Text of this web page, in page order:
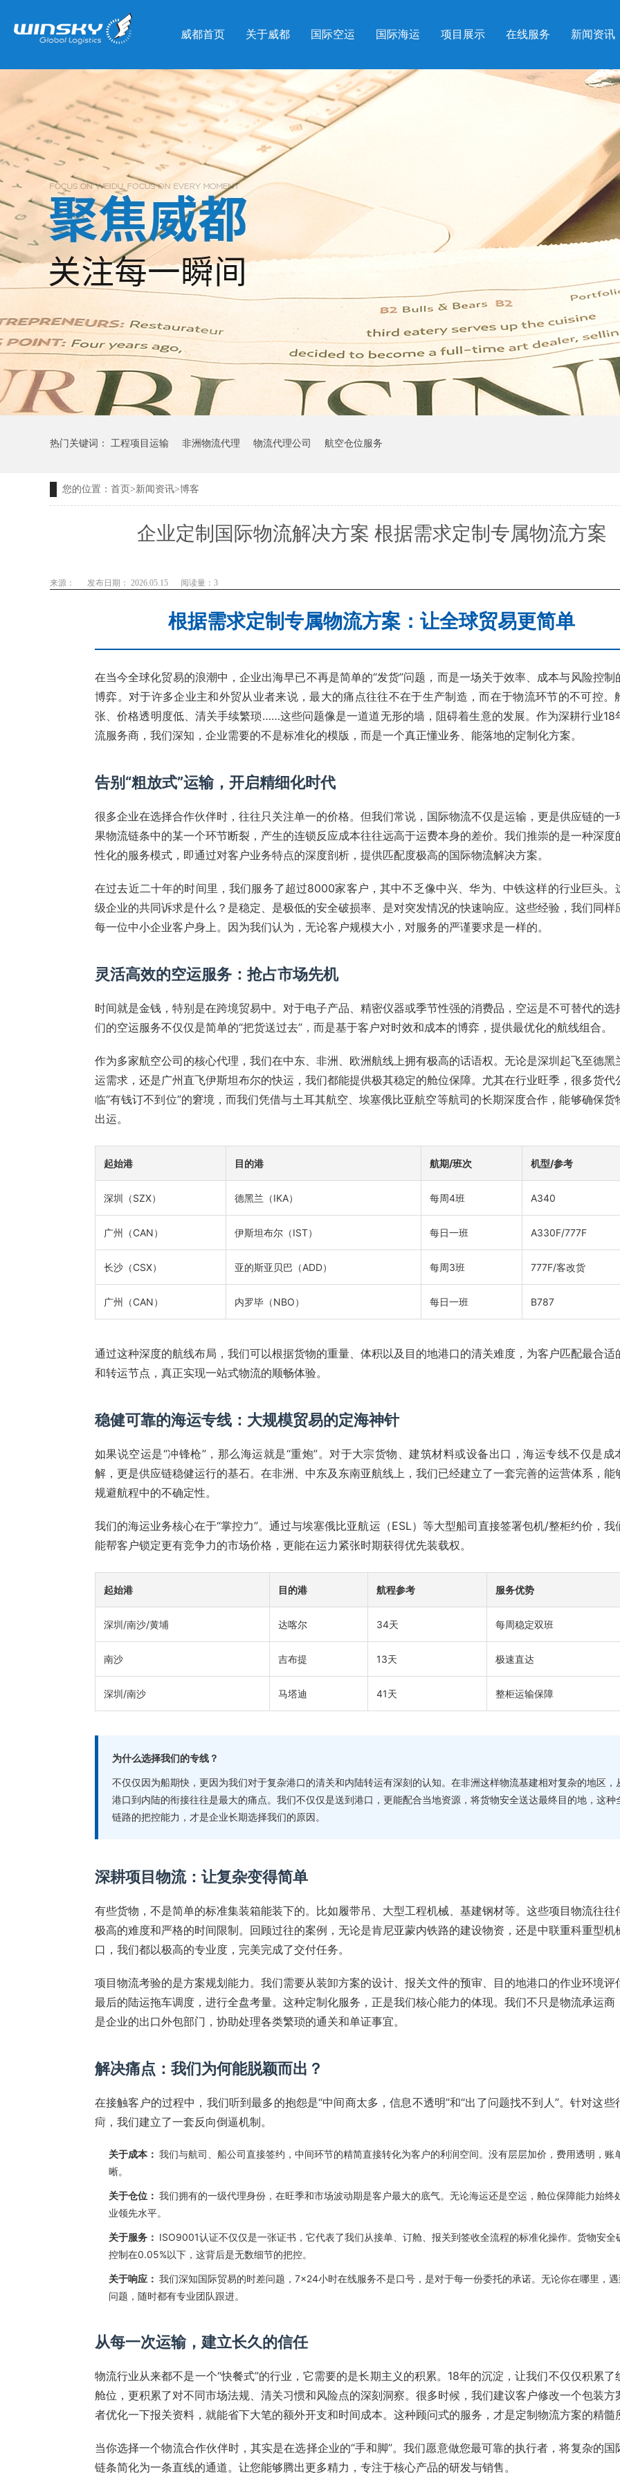
威都首页 关于威都 国际空运 国际海运 项目展示 在线服务 新闻资讯
热门关键词： 工程项目运输 非洲物流代理 物流代理公司 航空仓位服务
您的位置： 首页>新闻资讯>博客
企业定制国际物流解决方案 根据需求定制专属物流方案
来源： 发布日期： 2026.05.15 阅读量： 3
根据需求定制专属物流方案：让全球贸易更简单
在当今全球化贸易的浪潮中，企业出海早已不再是简单的“发货”问题，而是一场关于效率、成本与风险控制
博弈。对于许多企业主和外贸从业者来说，最大的痛点往往不在于生产制造，而在于物流环节的不可控。
张、价格透明度低、清关手续繁琐……这些问题像是一道道无形的墙，阻碍着生意的发展。作为深耕行业18
流服务商，我们深知，企业需要的不是标准化的模版，而是一个真正懂业务、能落地的定制化方案。
告别“粗放式”运输，开启精细化时代
很多企业在选择合作伙伴时，往往只关注单一的价格。但我们常说，国际物流不仅是运输，更是供应链的一
果物流链条中的某一个环节断裂，产生的连锁反应成本往往远高于运费本身的差价。我们推崇的是一种深度
性化的服务模式，即通过对客户业务特点的深度剖析，提供匹配度极高的国际物流解决方案。
在过去近二十年的时间里，我们服务了超过8000家客户，其中不乏像中兴、华为、中铁这样的行业巨头。
级企业的共同诉求是什么？是稳定、是极低的安全破损率、是对突发情况的快速响应。这些经验，我们同样
每一位中小企业客户身上。因为我们认为，无论客户规模大小，对服务的严谨要求是一样的。
灵活高效的空运服务：抢占市场先机
时间就是金钱，特别是在跨境贸易中。对于电子产品、精密仪器或季节性强的消费品，空运是不可替代的选
们的空运服务不仅仅是简单的“把货送过去”，而是基于客户对时效和成本的博弈，提供最优化的航线组合。
作为多家航空公司的核心代理，我们在中东、非洲、欧洲航线上拥有极高的话语权。无论是深圳起飞至德黑
运需求，还是广州直飞伊斯坦布尔的快运，我们都能提供极其稳定的舱位保障。尤其在行业旺季，很多货代
临“有钱订不到位”的窘境，而我们凭借与土耳其航空、埃塞俄比亚航空等航司的长期深度合作，能够确保货
出运。
起始港 目的港 航期/班次 机型/参考
深圳（SZX） 德黑兰（IKA） 每周4班 A340
广州（CAN） 伊斯坦布尔（IST） 每日一班 A330F/777F
长沙（CSX） 亚的斯亚贝巴（ADD） 每周3班 777F/客改货
广州（CAN） 内罗毕（NBO） 每日一班 B787
通过这种深度的航线布局，我们可以根据货物的重量、体积以及目的地港口的清关难度，为客户匹配最合适
和转运节点，真正实现一站式物流的顺畅体验。
稳健可靠的海运专线：大规模贸易的定海神针
如果说空运是“冲锋枪”，那么海运就是“重炮”。对于大宗货物、建筑材料或设备出口，海运专线不仅是成
解，更是供应链稳健运行的基石。在非洲、中东及东南亚航线上，我们已经建立了一套完善的运营体系，能
规避航程中的不确定性。
我们的海运业务核心在于“掌控力”。通过与埃塞俄比亚航运（ESL）等大型船司直接签署包机/整柜约价，我
能帮客户锁定更有竞争力的市场价格，更能在运力紧张时期获得优先装载权。
起始港 目的港 航程参考 服务优势
深圳/南沙/黄埔 达喀尔 34天 每周稳定双班
南沙 吉布提 13天 极速直达
深圳/南沙 马塔迪 41天 整柜运输保障
为什么选择我们的专线？
不仅仅因为船期快，更因为我们对于复杂港口的清关和内陆转运有深刻的认知。在非洲这样物流基建相对复杂的地区，
港口到内陆的衔接往往是最大的痛点。我们不仅仅是送到港口，更能配合当地资源，将货物安全送达最终目的地，这种
链路的把控能力，才是企业长期选择我们的原因。
深耕项目物流：让复杂变得简单
有些货物，不是简单的标准集装箱能装下的。比如履带吊、大型工程机械、基建钢材等。这些项目物流往往
极高的难度和严格的时间限制。回顾过往的案例，无论是肯尼亚蒙内铁路的建设物资，还是中联重科重型机
口，我们都以极高的专业度，完美完成了交付任务。
项目物流考验的是方案规划能力。我们需要从装卸方案的设计、报关文件的预审、目的地港口的作业环境评
最后的陆运拖车调度，进行全盘考量。这种定制化服务，正是我们核心能力的体现。我们不只是物流承运商
是企业的出口外包部门，协助处理各类繁琐的通关和单证事宜。
解决痛点：我们为何能脱颖而出？
在接触客户的过程中，我们听到最多的抱怨是“中间商太多，信息不透明”和“出了问题找不到人”。针对这些
疴，我们建立了一套反向倒逼机制。
关于成本： 我们与航司、船公司直接签约，中间环节的精简直接转化为客户的利润空间。没有层层加价，费用透明，账
晰。
关于仓位： 我们拥有的一级代理身份，在旺季和市场波动期是客户最大的底气。无论海运还是空运，舱位保障能力始终
业领先水平。
关于服务： ISO9001认证不仅仅是一张证书，它代表了我们从接单、订舱、报关到签收全流程的标准化操作。货物安全
控制在0.05%以下，这背后是无数细节的把控。
关于响应： 我们深知国际贸易的时差问题，7×24小时在线服务不是口号，是对于每一份委托的承诺。无论你在哪里，
问题，随时都有专业团队跟进。
从每一次运输，建立长久的信任
物流行业从来都不是一个“快餐式”的行业，它需要的是长期主义的积累。18年的沉淀，让我们不仅仅积累了
舱位，更积累了对不同市场法规、清关习惯和风险点的深刻洞察。很多时候，我们建议客户修改一个包装方
者优化一下报关资料，就能省下大笔的额外开支和时间成本。这种顾问式的服务，才是定制物流方案的精髓
当你选择一个物流合作伙伴时，其实是在选择企业的“手和脚”。我们愿意做您最可靠的执行者，将复杂的国
链条简化为一条直线的通道。让您能够腾出更多精力，专注于核心产品的研发与销售。